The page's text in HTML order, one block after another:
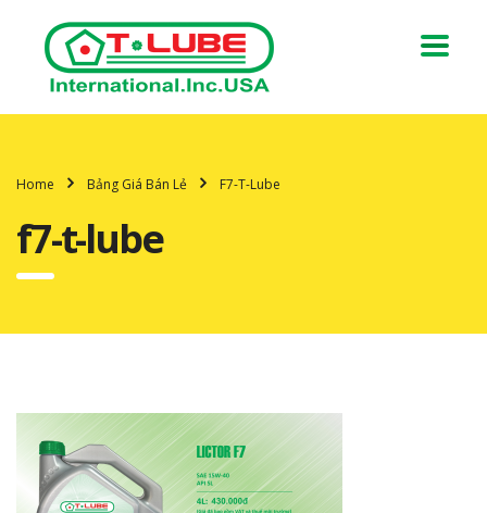
Home Bảng Giá Bán Lẻ F7-T-Lube
f7-t-lube